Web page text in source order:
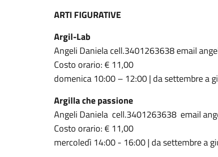
ARTI FIGURATIVE
Argil-Lab
Angeli Daniela cell.3401263638 email
Costo orario: € 11,00
domenica 10:00 – 12:00 | da settembre a
Argilla che passione
Angeli Daniela cell.3401263638 email
Costo orario: € 11,00
mercoledì 14:00 - 16:00 | da settembre a